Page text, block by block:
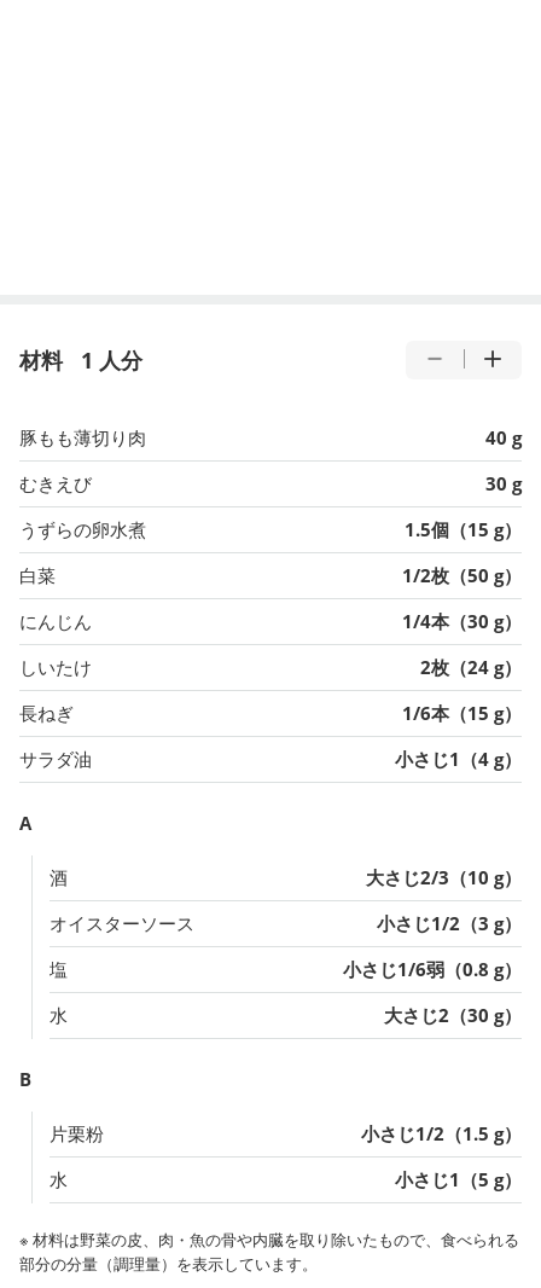
材料 1 人分
豚もも薄切り肉
40 g
むきえび
30 g
うずらの卵水煮
1.5個（15 g）
白菜
1/2枚（50 g）
にんじん
1/4本（30 g）
しいたけ
2枚（24 g）
長ねぎ
1/6本（15 g）
サラダ油
小さじ1（4 g）
A
酒
大さじ2/3（10 g）
オイスターソース
小さじ1/2（3 g）
塩
小さじ1/6弱（0.8 g）
水
大さじ2（30 g）
B
片栗粉
小さじ1/2（1.5 g）
水
小さじ1（5 g）
※ 材料は野菜の皮、肉・魚の骨や内臓を取り除いたもので、食べられる
部分の分量（調理量）を表示しています。